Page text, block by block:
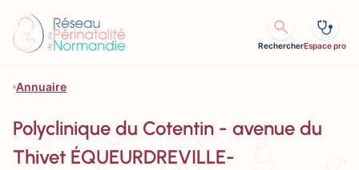
RechercherEspace pro
Annuaire
Polyclinique du Cotentin - avenue du
Thivet ÉQUEURDREVILLE-